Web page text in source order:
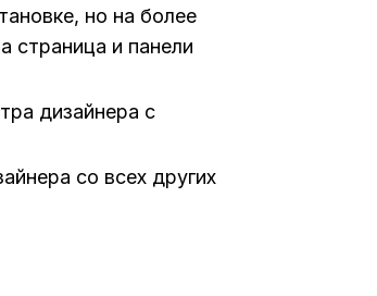
но на более
страница и панели
дизайнера с
со всех других